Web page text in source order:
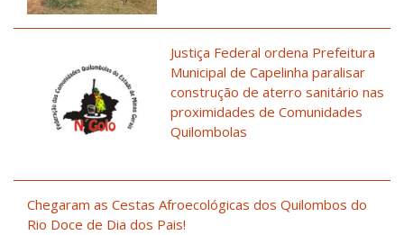
Justiça Federal ordena Prefeitura
Municipal de Capelinha paralisar
construção de aterro sanitário nas
proximidades de Comunidades
Quilombolas
Chegaram as Cestas Afroecológicas dos Quilombos do
Rio Doce de Dia dos Pais!